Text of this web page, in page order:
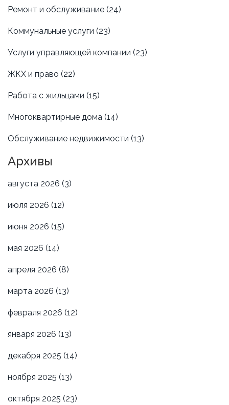
Ремонт и обслуживание (24)
Коммунальные услуги (23)
Услуги управляющей компании (23)
ЖКХ и право (22)
Работа с жильцами (15)
Многоквартирные дома (14)
Обслуживание недвижимости (13)
Архивы
августа 2026 (3)
июля 2026 (12)
июня 2026 (15)
мая 2026 (14)
апреля 2026 (8)
марта 2026 (13)
февраля 2026 (12)
января 2026 (13)
декабря 2025 (14)
ноября 2025 (13)
октября 2025 (23)